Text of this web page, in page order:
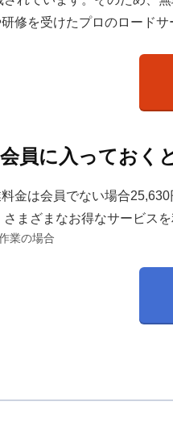
修を受けたプロのロードサ
員に入っておく
金は会員でない場合25,630
まざまなお得なサービス
業の場合